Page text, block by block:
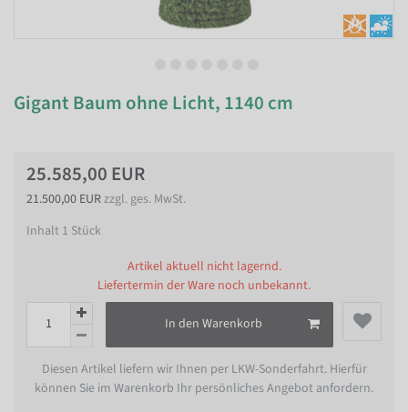
Gigant Baum ohne Licht, 1140 cm
25.585,00 EUR
21.500,00 EURzzgl. ges. MwSt.
Inhalt 1 Stück
Artikel aktuell nicht lagernd.
Liefertermin der Ware noch unbekannt.
In den Warenkorb
Diesen Artikel liefern wir Ihnen per LKW-Sonderfahrt. Hierfür
können Sie im Warenkorb Ihr persönliches Angebot anfordern.